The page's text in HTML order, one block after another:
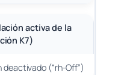
activa de la
K7)
deactivado (“rh-Off”)